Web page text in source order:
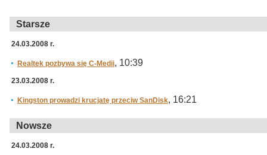
Starsze
24.03.2008 r.
Realtek pozbywa się C-Medii, 10:39
23.03.2008 r.
Kingston prowadzi krucjatę przeciw SanDisk, 16:21
Nowsze
24.03.2008 r.